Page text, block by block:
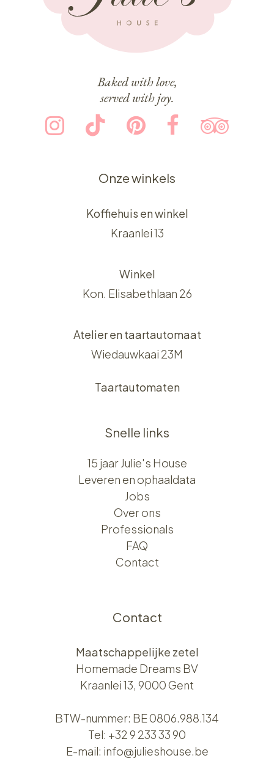
Baked with love,
served with joy.
Onze winkels
Koffiehuis en winkel
Kraanlei 13
Winkel
Kon. Elisabethlaan 26
Atelier en taartautomaat
Wiedauwkaai 23M
Taartautomaten
Snelle links
15 jaar Julie's House
Leveren en ophaaldata
Jobs
Over ons​​
Professionals
FAQ
Contact
Contact
Maatschappelijke zetel
Homemade Dreams BV
Kraanlei 13, 9000 Gent
BTW-nummer: BE 0806.988.134
Tel: +32 9 233 33 90
E-mail: info@julieshouse.be